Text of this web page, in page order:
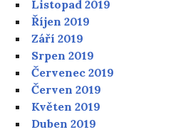
Listopad 2019
Říjen 2019
Září 2019
Srpen 2019
Červenec 2019
Červen 2019
Květen 2019
Duben 2019